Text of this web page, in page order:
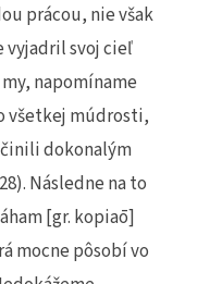
prácou, nie však
vyjadril svoj cieľ
napomíname
všetkej múdrosti,
dokonalým
Následne na to
[gr. kopiaō]
mocne pôsobí vo